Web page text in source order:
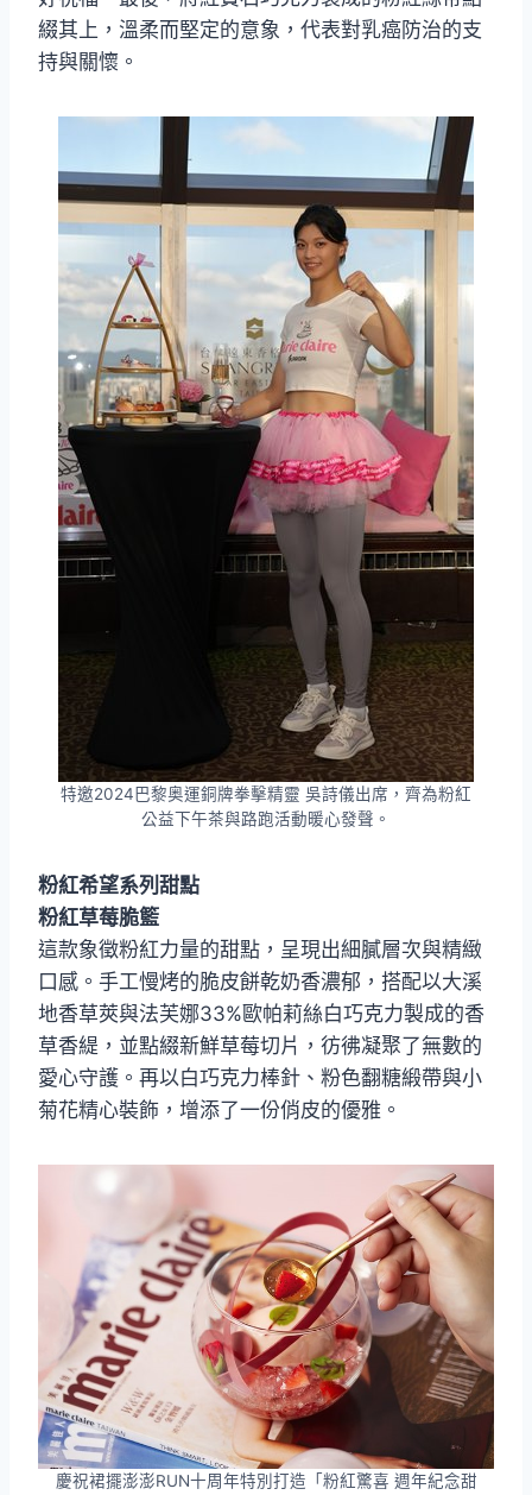
綴其上，溫柔而堅定的意象，代表對乳癌防治的支
持與關懷。
特邀2024巴黎奥運銅牌拳擊精靈 吳詩儀出席，齊為粉紅
公益下午茶與路跑活動暖心發聲。
粉紅希望系列甜點
粉紅草莓脆籃
這款象徵粉紅力量的甜點，呈現出細膩層次與精緻
口感。手工慢烤的脆皮餅乾奶香濃郁，搭配以大溪
地香草莢與法芙娜33%歐帕莉絲白巧克力製成的香
草香緹，並點綴新鮮草莓切片，彷彿凝聚了無數的
愛心守護。再以白巧克力棒針、粉色翻糖緞帶與小
菊花精心裝飾，增添了一份俏皮的優雅。
慶祝裙擺澎澎RUN十周年特別打造「粉紅驚喜 週年紀念甜